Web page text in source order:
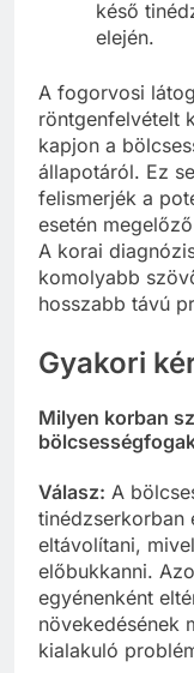
késő
elején.
A fogorvosi
röntgenfelvételt
kapjon a
állapotáról. Ez
felismerjék a
esetén
A korai
komolyabb
hosszabb távú
Gyakori
Milyen korban
Válasz: A
tinédzserkorban
eltávolítani,
előbukkanni.
egyénenként
növekedésének
kialakuló